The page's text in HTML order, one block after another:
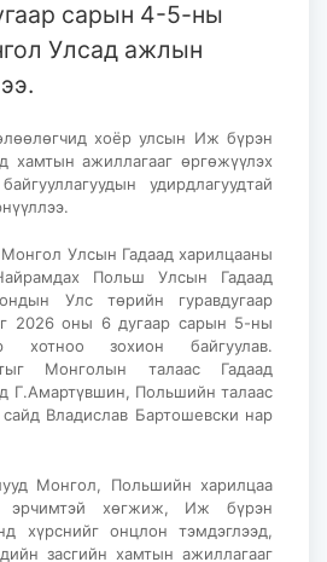
сарын 4-5-ны
Улсад ажлын
хоёр улсын Иж бүрэн
хамтын ажиллагааг өргөжүүлэх
удирдлагуудтай
Улсын Гадаад харилцааны
Польш Улсын Гадаад
Улс төрийн гуравдугаар
2026 оны 6 дугаар сарын 5-ны
хотноо зохион байгуулав.
Монголын талаас Гадаад
Г.Амартүвшин, Польшийн талаас
Владислав Бартошевски нар
Монгол, Польшийн харилцаа
эрчимтэй хөгжиж, Иж бүрэн
хүрснийг онцлон тэмдэглээд,
засгийн хамтын ажиллагааг